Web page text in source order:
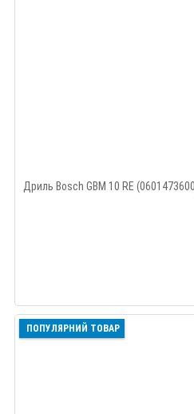
Дриль Bosch GBM 10 RE
ПОПУЛЯРНИЙ ТОВАР